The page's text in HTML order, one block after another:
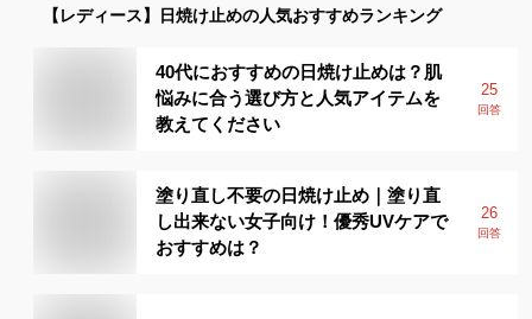
【レディース】 日焼け止めの人気おすすめランキング
40代におすすめの日焼け止めは？肌
悩みに合う選び方と人気アイテムを
教えてください
25
回答
塗り直し不要の日焼け止め｜塗り直
し出来ない女子向け！優秀UVケアで
おすすめは？
26
回答